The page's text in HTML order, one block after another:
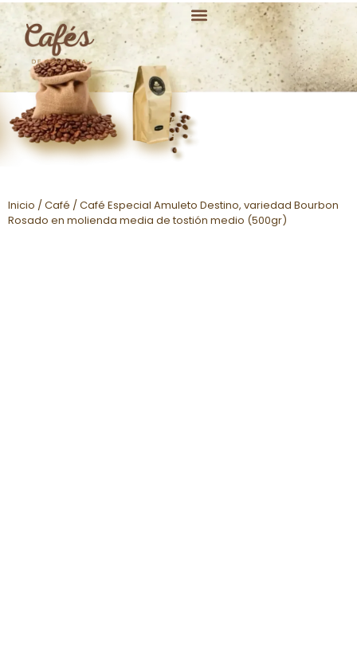
Inicio / Café / Café Especial Amuleto Destino, variedad Bourbon
Rosado en molienda media de tostión medio (500gr)